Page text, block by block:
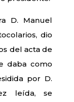
D. Manuel
dio
del acta de
daba como
por D.
leída, se